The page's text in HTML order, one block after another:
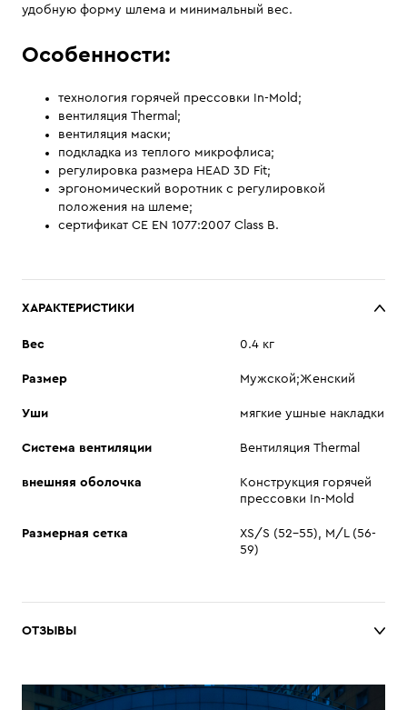
удобную форму шлема и минимальный вес.
Особенности:
технология горячей прессовки In-Mold;
вентиляция Thermal;
вентиляция маски;
подкладка из теплого микрофлиса;
регулировка размера HEAD 3D Fit;
эргономический воротник с регулировкой
положения на шлеме;
сертификат CE EN 1077:2007 Class B.
ХАРАКТЕРИСТИКИ
Вес 0.4 кг
Размер Мужской;Женский
Уши мягкие ушные накладки
Система вентиляции Вентиляция Thermal
внешняя оболочка
Конструкция горячей
прессовки In-Mold
Размерная сетка
XS/S (52-55), M/L (56-
59)
ОТЗЫВЫ